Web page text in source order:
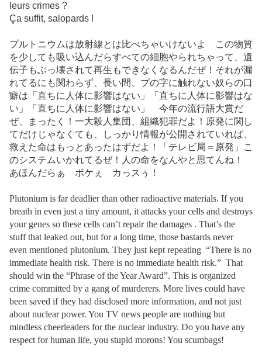
leurs crimes ?
Ça suffit, salopards !
プルトニウムは放射線とは比べちゃいけないよ この物質
を少しても吸い込んだらすべての細胞やられちゃって、遺
伝子もぶっ壊されて再生もできなくなるんだぜ！それが漏
れてるにも関わらず、長い間、プの字に触れない奴らの口
癖は「直ちに人体に影響はない」「直ちに人体に影響はな
い」「直ちに人体に影響はない」 今年の流行語大賞だ
ぜ、まったく！一大殺人集団、組織犯罪だよ！原発に関し
てだけじゃなくても、しっかり情報が公開されていれば、
救えた命はもっとあったはずだよ！「テレビ局＝原発」こ
のシステムいかれてるぜ！人の命をなんやと思てんね！
あほんだらぁ ボケぇ カっスぅ！
Plutonium is far deadlier than other radioactive materials. If you
breath in even just a tiny amount, it attacks your cells and destroys
your genes so these cells can’t repair the damages . That’s the
stuff that leaked out, but for a long time, those bastards never
even mentioned plutonium. They just kept repeating “There is no
immediate health risk. There is no immediate health risk.” That
should win the “Phrase of the Year Award”. This is organized
crime committed by a gang of murderers. More lives could have
been saved if they had disclosed more information, and not just
about nuclear power. You TV news people are nothing but
mindless cheerleaders for the nuclear industry. Do you have any
respect for human life, you stupid morons! You scumbags!